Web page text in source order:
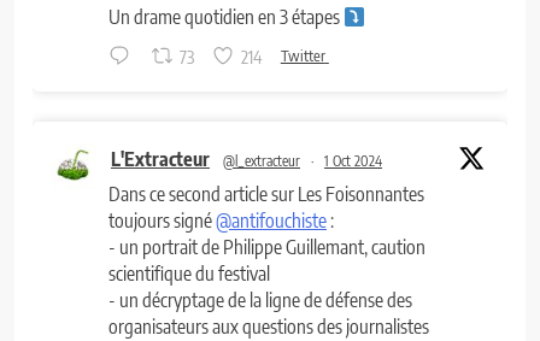
Un drame quotidien en 3 étapes
73 214 Twitter
L'Extracteur @l_extracteur · 1 Oct 2024
Dans ce second article sur Les Foisonnantes
toujours signé@antifouchiste :
- un portrait de Philippe Guillemant, caution
scientifique du festival
- un décryptage de la ligne de défense des
organisateurs aux questions des journalistes